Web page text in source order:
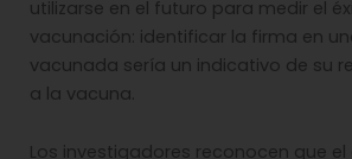
utilizarse en el futuro para medir el
vacunación: identificar la firma en
vacunada sería un indicativo de su
a la vacuna.
Los investigadores reconocen que